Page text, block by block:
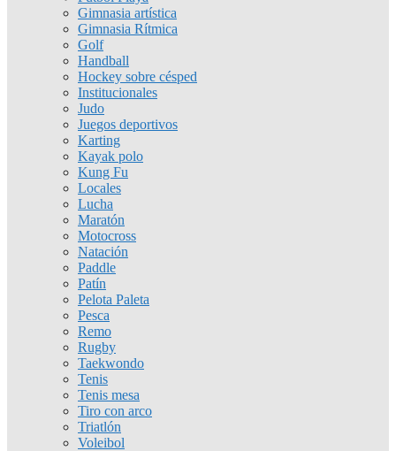
Gimnasia artística
Gimnasia Rítmica
Golf
Handball
Hockey sobre césped
Institucionales
Judo
Juegos deportivos
Karting
Kayak polo
Kung Fu
Locales
Lucha
Maratón
Motocross
Natación
Paddle
Patín
Pelota Paleta
Pesca
Remo
Rugby
Taekwondo
Tenis
Tenis mesa
Tiro con arco
Triatlón
Voleibol